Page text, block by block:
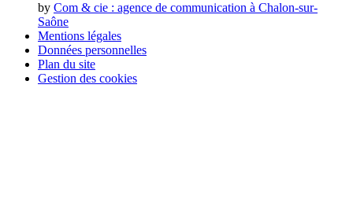
by Com & cie : agence de communication à Chalon-sur-
Saône
Mentions légales
Données personnelles
Plan du site
Gestion des cookies